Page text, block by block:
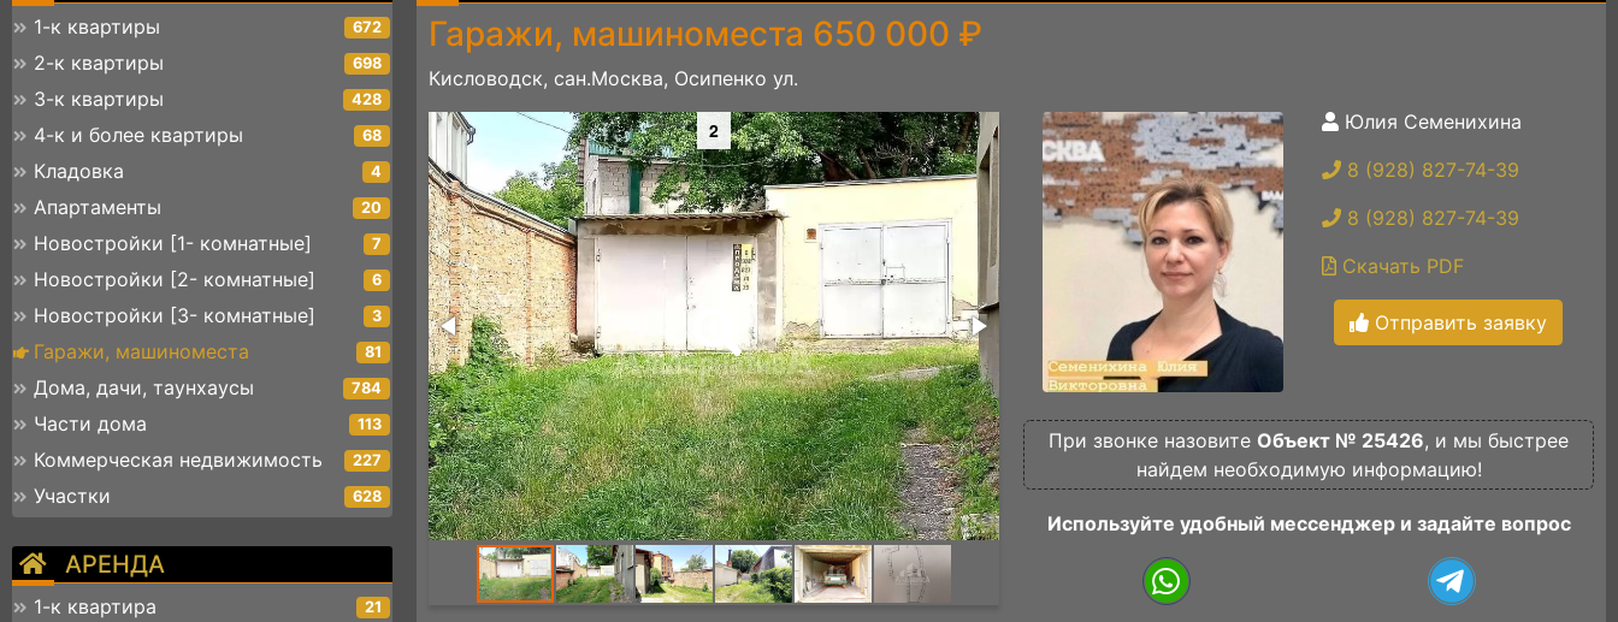
1-к квартиры 672
2-к квартиры 698
3-к квартиры 428
4-к и более квартиры 68
Кладовка 4
Апартаменты 20
Новостройки [1- комнатные] 7
Новостройки [2- комнатные] 6
Новостройки [3- комнатные] 3
Гаражи, машиноместа 81
Дома, дачи, таунхаусы 784
Части дома 113
Коммерческая недвижимость 227
Участки 628
АРЕНДА
1-к квартира 21
Гаражи, машиноместа 650 000 ₽
Кисловодск, сан.Москва, Осипенко ул.
2
1 3
Юлия Семенихина
8 (928) 827-74-39
8 (928) 827-74-39
Скачать PDF
Отправить заявку
При звонке назовите Объект № 25426, и мы быстрее
найдем необходимую информацию!
Используйте удобный мессенджер и задайте вопрос